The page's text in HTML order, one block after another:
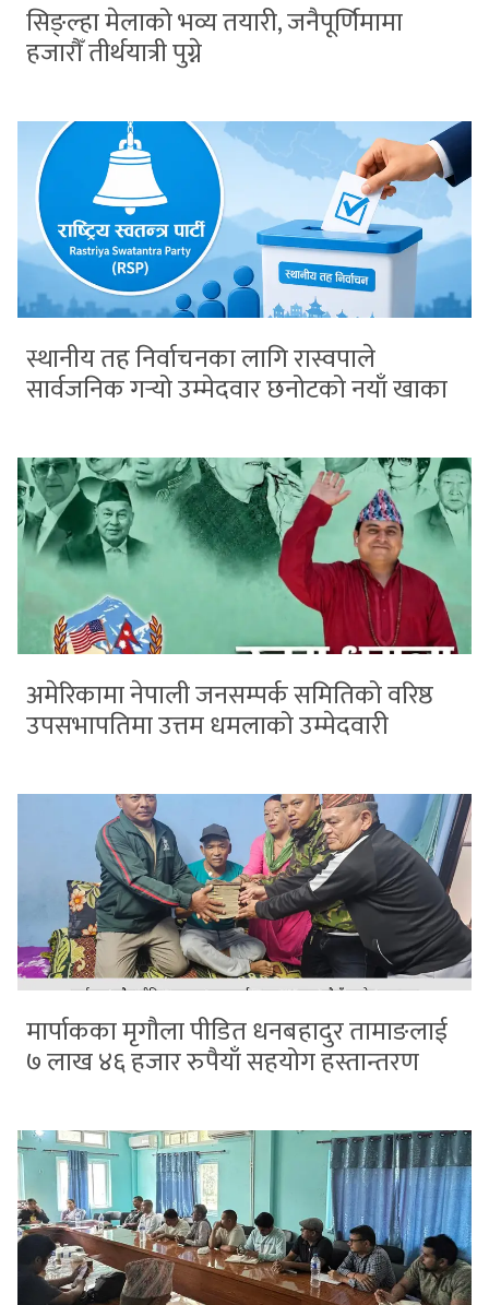
सिङ्ल्हा मेलाको भव्य तयारी, जनैपूर्णिमामा
हजारौँ तीर्थयात्री पुग्ने
स्थानीय तह निर्वाचनका लागि रास्वपाले
सार्वजनिक गर्‍यो उम्मेदवार छनोटको नयाँ खाका
अमेरिकामा नेपाली जनसम्पर्क समितिको वरिष्ठ
उपसभापतिमा उत्तम धमलाको उम्मेदवारी
मार्पाकका मृगौला पीडित धनबहादुर तामाङलाई
७ लाख ४६ हजार रुपैयाँ सहयोग हस्तान्तरण